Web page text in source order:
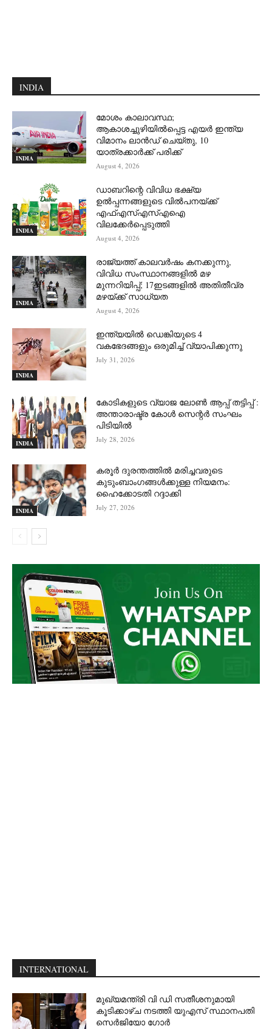
INDIA
INDIA
മോശം കാലാവസ്ഥ;
ആകാശച്ചുഴിയില്‍പ്പെട്ട എയര്‍ ഇന്ത്യ
വിമാനം ലാന്‍ഡ് ചെയ്തു, 10
യാത്രക്കാര്‍ക്ക് പരിക്ക്
August 4, 2026
INDIA
ഡാബറിന്റെ വിവിധ ഭക്ഷ്യ
ഉൽപ്പന്നങ്ങളുടെ വിൽപനയ്ക്ക്
എഫ്എസ്എസ്എഐ
വിലക്കേർപ്പെടുത്തി
August 4, 2026
INDIA
രാജ്യത്ത് കാലവർഷം കനക്കുന്നു,
വിവിധ സംസ്ഥാനങ്ങളിൽ മഴ
മുന്നറിയിപ്പ്; 17ഇടങ്ങളിൽ അതിതീവ്ര
മഴയ്ക്ക് സാധ്യത
August 4, 2026
INDIA
ഇന്ത്യയിൽ ഡെങ്കിയുടെ 4
വകഭേദങ്ങളും ഒരുമിച്ച് വ്യാപിക്കുന്നു
July 31, 2026
INDIA
കോടികളുടെ വ്യാജ ലോൺ ആപ്പ് തട്ടിപ്പ് :
അന്താരാഷ്ട്ര കോൾ സെന്റർ സംഘം
പിടിയില്‍
July 28, 2026
INDIA
കരൂർ ദുരന്തത്തിൽ മരിച്ചവരുടെ
കുടുംബാംഗങ്ങൾക്കുള്ള നിയമനം:
ഹൈക്കോടതി റദ്ദാക്കി
July 27, 2026
INTERNATIONAL
മുഖ്യമന്ത്രി വി ഡി സതീശനുമായി
കൂടിക്കാഴ്ച നടത്തി യുഎസ് സ്ഥാനപതി
സെര്‍ജിയോ ഗോര്‍